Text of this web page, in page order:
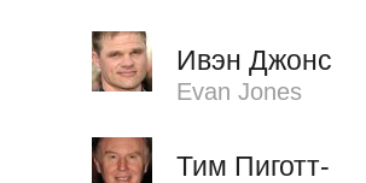
Ивэн Джонс
Evan Jones
Тим Пиготт-